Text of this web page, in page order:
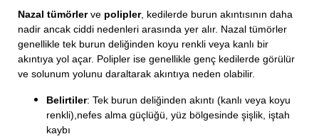
Nazal tümörlerve polipler, kedilerde burun akıntısının daha
nadir ancak ciddi nedenleri arasında yer alır. Nazal tümörler
genellikle tek burun deliğinden koyu renkli veya kanlı bir
akıntıya yol açar. Polipler ise genellikle genç kedilerde görülür
ve solunum yolunu daraltarak akıntıya neden olabilir.
Belirtiler: Tek burun deliğinden akıntı (kanlı veya koyu
renkli),nefes alma güçlüğü, yüz bölgesinde şişlik, iştah
kaybı